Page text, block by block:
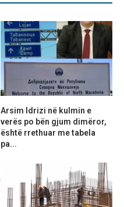
Arsim Idrizi në kulmin e
verës po bën gjum dimëror,
është rrethuar me tabela
pa...